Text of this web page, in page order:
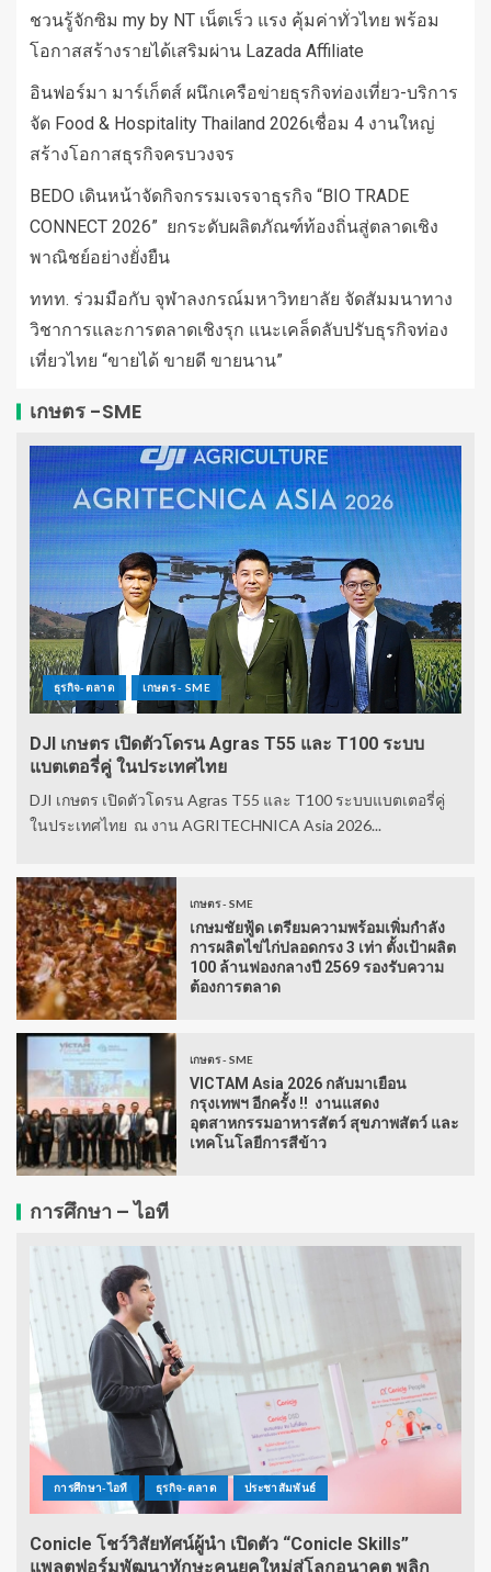
ชวนรู้จักซิม my by NT เน็ตเร็ว แรง คุ้มค่าทั่วไทย พร้อม
โอกาสสร้างรายได้เสริมผ่าน Lazada Affiliate
อินฟอร์มา มาร์เก็ตส์ ผนึกเครือข่ายธุรกิจท่องเที่ยว-บริการ
จัด Food & Hospitality Thailand 2026เชื่อม 4 งานใหญ่
สร้างโอกาสธุรกิจครบวงจร
BEDO เดินหน้าจัดกิจกรรมเจรจาธุรกิจ “BIO TRADE
CONNECT 2026” ยกระดับผลิตภัณฑ์ท้องถิ่นสู่ตลาดเชิง
พาณิชย์อย่างยั่งยืน
ททท. ร่วมมือกับ จุฬาลงกรณ์มหาวิทยาลัย จัดสัมมนาทาง
วิชาการและการตลาดเชิงรุก แนะเคล็ดลับปรับธุรกิจท่อง
เที่ยวไทย “ขายได้ ขายดี ขายนาน”
เกษตร -SME
ธุรกิจ-ตลาด เกษตร - SME
DJI เกษตร เปิดตัวโดรน Agras T55 และ T100 ระบบ
แบตเตอรี่คู่ ในประเทศไทย
DJI เกษตร เปิดตัวโดรน Agras T55 และ T100 ระบบแบตเตอรี่คู่
ในประเทศไทย ณ งาน AGRITECHNICA Asia 2026...
เกษตร - SME
เกษมชัยฟู้ด เตรียมความพร้อมเพิ่มกำลัง
การผลิตไข่ไก่ปลอดกรง 3 เท่า ตั้งเป้าผลิต
100 ล้านฟองกลางปี 2569 รองรับความ
ต้องการตลาด
เกษตร - SME
VICTAM Asia 2026 กลับมาเยือน
กรุงเทพฯ อีกครั้ง !! งานแสดง
อุตสาหกรรมอาหารสัตว์ สุขภาพสัตว์ และ
เทคโนโลยีการสีข้าว
การศึกษา – ไอที
การศึกษา-ไอที ธุรกิจ-ตลาด ประชาสัมพันธ์
Conicle โชว์วิสัยทัศน์ผู้นำ เปิดตัว “Conicle Skills”
แพลตฟอร์มพัฒนาทักษะคนยุคใหม่สู่โลกอนาคต พลิก